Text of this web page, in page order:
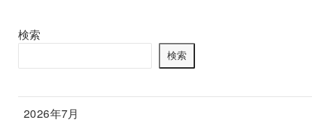
検索
検索
2026年7月